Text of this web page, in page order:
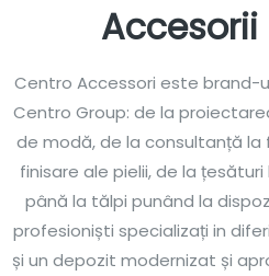
Centro Accessori este brand-
Centro Group: de la
de modă, de la consultanță
finisare ale pielii, de la
până la tălpi punând la
profesioniști specializați in
și un depozit modernizat și